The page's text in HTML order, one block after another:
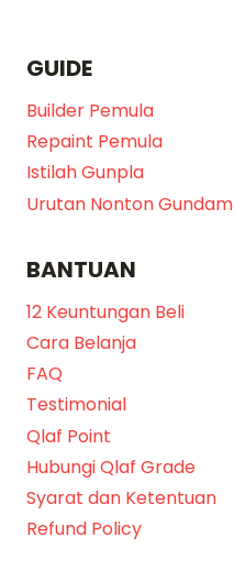
GUIDE
Builder Pemula
Repaint Pemula
Istilah Gunpla
Urutan Nonton Gundam
BANTUAN
12 Keuntungan Beli
Cara Belanja
FAQ
Testimonial
Qlaf Point
Hubungi Qlaf Grade
Syarat dan Ketentuan
Refund Policy